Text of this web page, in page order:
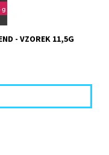
- VZOREK 11,5G